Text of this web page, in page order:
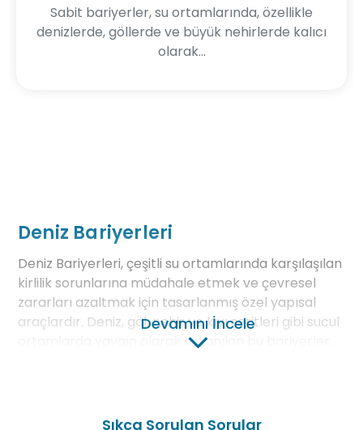
Sabit bariyerler, su ortamlarında, özellikle
denizlerde, göllerde ve büyük nehirlerde kalıcı
olarak...
Deniz Bariyerleri
Deniz Bariyerleri, çeşitli su ortamlarında karşılaşılan
kirlilik sorunlarına müdahale etmek ve çevresel
zararları azaltmak için tasarlanmış özel yapısal
araçlardır. Deniz, göl, nehir ve kıyı şeritleri gibi sucul
ortamlarda yaygın olarak kullanılan bu bariyerler,
Devamını İncele
Sıkça Sorulan Sorular